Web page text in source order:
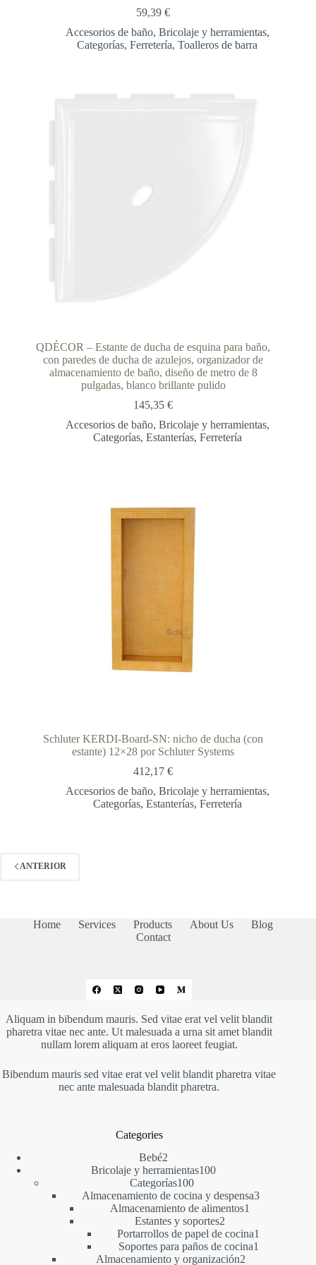
59,39€
Accesorios de baño, Bricolaje y herramientas,
Categorías,Ferretería,Toalleros de barra
QDÉCOR – Estante de ducha de esquina para baño,
con paredes de ducha de azulejos, organizador de
almacenamiento de baño, diseño de metro de 8
pulgadas, blanco brillante pulido
145,35€
Accesorios de baño, Bricolaje y herramientas,
Categorías, Estanterías, Ferretería
Schluter KERDI-Board-SN: nicho de ducha (con
estante) 12×28 por Schluter Systems
412,17€
Accesorios de baño, Bricolaje y herramientas,
Categorías, Estanterías, Ferretería
ANTERIOR
Home Services Products About Us
Blog
Contact
Aliquam in bibendum mauris. Sed vitae erat vel velit blandit
pharetra vitae nec ante. Ut malesuada a urna sit amet blandit
nullam lorem aliquam at eros laoreet feugiat.
Bibendum mauris sed vitae erat vel velit blandit pharetra vitae
nec ante malesuada blandit pharetra.
Categories
Bebé22
productos
Bricolaje y herramientas100100
Categorías100100
productos
Almacenamiento de cocina y despensa33
Almacenamiento de alimentos1
Estantes y soportes22
productos
Portarrollos de papel de cocina1
Soportes para paños de cocina1
Almacenamiento y organización2